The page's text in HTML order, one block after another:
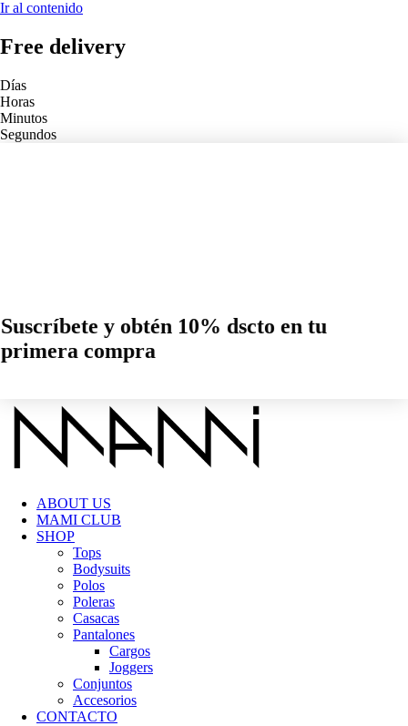
Ir al contenido
Free delivery
Días
Horas
Minutos
Segundos
Suscríbete y obtén 10% dscto en tu
primera compra
ABOUT US
MAMI CLUB
SHOP
Tops
Bodysuits
Polos
Poleras
Casacas
Pantalones
Cargos
Joggers
Conjuntos
Accesorios
CONTACTO